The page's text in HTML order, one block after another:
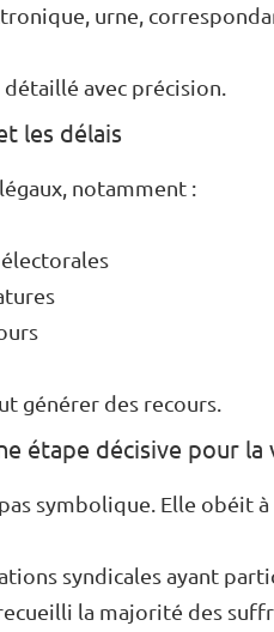
urne,
avec précision.
les délais
notamment :
électorales
générer des recours.
étape décisive pour
pas symbolique. Elle
syndicales ayant
la majorité des